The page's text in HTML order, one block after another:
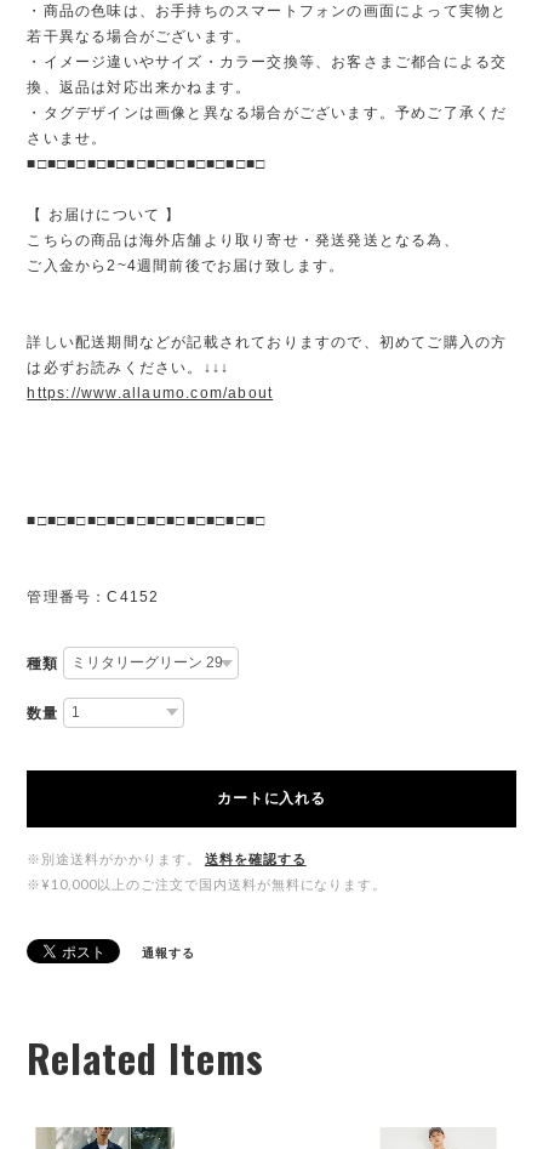
・商品の色味は、お手持ちのスマートフォンの画面によって実物と
若干異なる場合がございます。
・イメージ違いやサイズ・カラー交換等、お客さまご都合による交
換、返品は対応出来かねます。
・タグデザインは画像と異なる場合がございます。予めご了承くだ
さいませ。
■□■□■□■□■□■□■□■□■□■□■□■□
【 お届けについて 】
こちらの商品は海外店舗より取り寄せ・発送発送となる為、
ご入金から2~4週間前後でお届け致します。
詳しい配送期間などが記載されておりますので、初めてご購入の方
は必ずお読みください。↓↓↓
https://www.allaumo.com/about
■□■□■□■□■□■□■□■□■□■□■□■□
管理番号：C4152
種類
数量
カートに入れる
※別途送料がかかります。
送料を確認する
※¥10,000以上のご注文で国内送料が無料になります。
通報する
Related Items